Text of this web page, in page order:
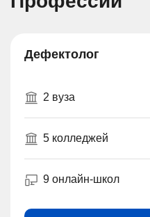
Дефектолог
2 вуза
5 колледжей
9 онлайн-школ